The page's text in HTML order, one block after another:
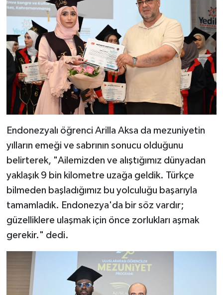
Endonezyalı öğrenci Arilla Aksa da mezuniyetin
yılların emeği ve sabrının sonucu olduğunu
belirterek, "Ailemizden ve alıştığımız dünyadan
yaklaşık 9 bin kilometre uzağa geldik. Türkçe
bilmeden başladığımız bu yolculuğu başarıyla
tamamladık. Endonezya'da bir söz vardır;
güzelliklere ulaşmak için önce zorlukları aşmak
gerekir." dedi.